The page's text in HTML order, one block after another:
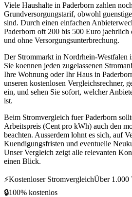
Viele Haushalte in Paderborn zahlen
Grundversorgungstarif, obwohl
sind. Durch einen einfachen
Paderborn oft 200 bis 500 Euro jaehrlich
und ohne Versorgungsunterbrechung.
Der Strommarkt in Nordrhein-Westfalen
Sie koennen jeden zugelassenen
Ihre Wohnung oder Ihr Haus in
unseren kostenlosen Vergleichsrechner,
ein, und sehen Sie sofort, welcher
ist.
Beim Stromvergleich fuer Paderborn
Arbeitspreis (Cent pro kWh) auch den
beachten. Ausserdem lohnt es sich, auf
Kuendigungsfristen und eventuelle
Unser Vergleich zeigt alle relevanten
einen Blick.
⚡Kostenloser StromvergleichÜber 1.000
🔒100% kostenlos